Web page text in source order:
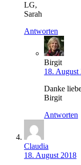
LG,
Sarah
Antworten
Birgit
18. August
Danke
Birgit
Antworten
Claudia
18. August 2018